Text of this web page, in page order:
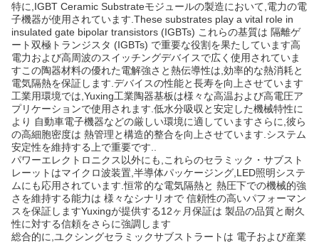
特に,IGBT Ceramic Substrateモジュールの製造において,電力の電
子機器が使用されています.These substrates play a vital role in
insulated gate bipolar transistors (IGBTs) これらの基質は 隔離ゲ
ート双極トランジスタ (IGBTs) で重要な役割を果たしています高
電力および高周波のスイッチングデバイスで広く使用されていま
すこの陶器材料の優れた電解強さと熱伝導性は,効率的な熱消耗と
電気隔熱を保証します.デバイスの性能と長寿を向上させています
工業用環境では,Yuxing工業陶器基板は様々な高温および高電圧ア
プリケーションで使用されます.低水分吸収と安定した機械特性に
より 自動車電子機器などの厳しい環境に適していますさらに,彼ら
の高細胞密度は 熱管理と構造的整合を向上させています.システム
安定性を維持する上で重要です..
パワーエレクトロニクス以外にも,これらのセラミック・サブスト
レーットはマイクロ波装置,半導体パッケージング,LED照明システ
ムにも応用されています.恒常的な電気隔熱と 熱圧下での機械的強
さを維持する能力は 様々なシナリオで 信頼性の高いパフォーマン
スを保証しますYuxingが提供する12ヶ月保証は 製品の品質と耐久
性に対する信頼をさらに強調します
総合的に,ユクシングセラミックサブストラートは 電子および産業